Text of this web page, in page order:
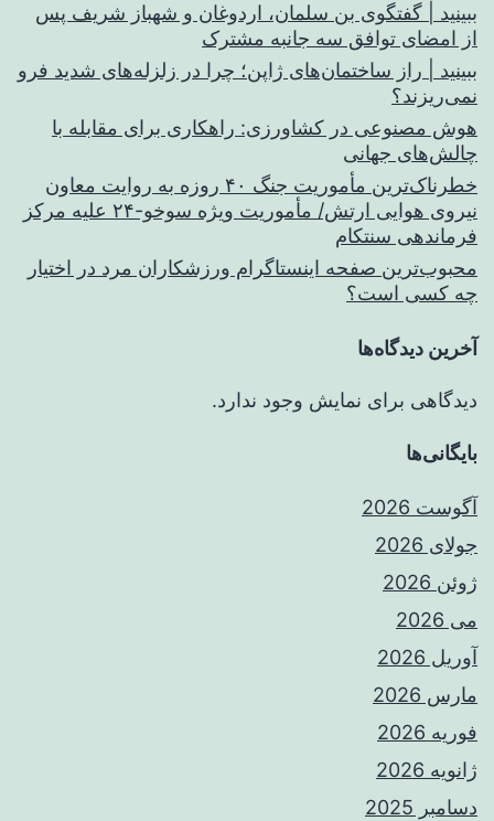
ببینید | گفتگوی بن سلمان، اردوغان و شهباز شریف پس
از امضای توافق سه جانبه مشترک
ببینید | راز ساختمان‌های ژاپن؛ چرا در زلزله‌های شدید فرو
نمی‌ریزند؟
هوش مصنوعی در کشاورزی: راهکاری برای مقابله با
چالش‌های جهانی
خطرناک‌ترین مأموریت جنگ ۴۰ روزه به روایت معاون
نیروی هوایی ارتش/ مأموریت ویژه سوخو-۲۴ علیه مرکز
فرماندهی سنتکام
محبوب‌ترین صفحه اینستاگرام ورزشکاران مرد در اختیار
چه کسی است؟
آخرین دیدگاه‌ها
دیدگاهی برای نمایش وجود ندارد.
بایگانی‌ها
آگوست 2026
جولای 2026
ژوئن 2026
می 2026
آوریل 2026
مارس 2026
فوریه 2026
ژانویه 2026
دسامبر 2025